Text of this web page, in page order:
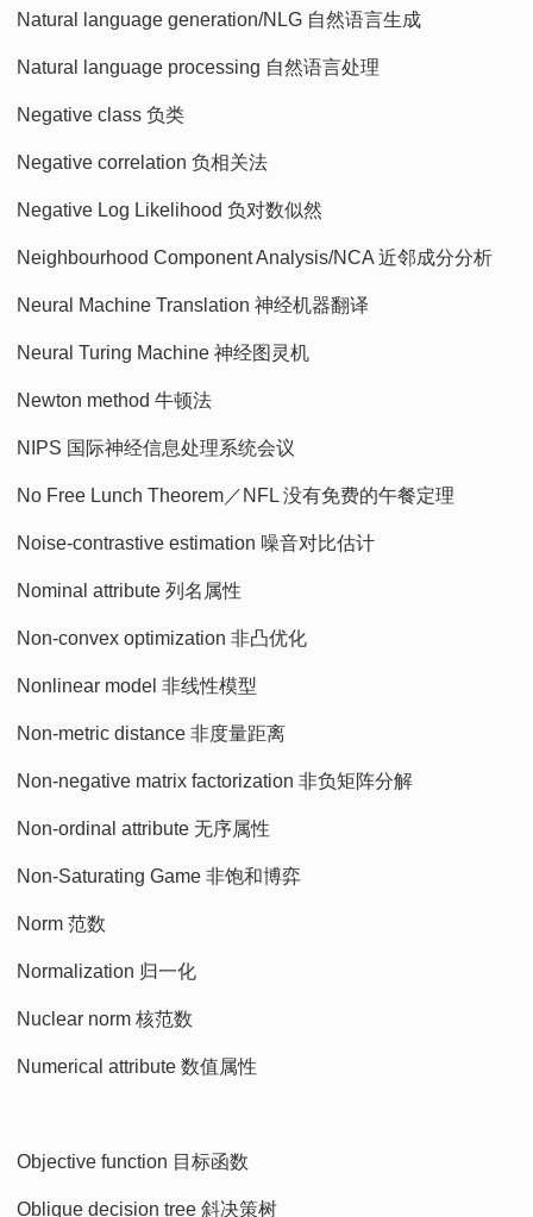
Natural language generation/NLG 自然语言生成
Natural language processing 自然语言处理
Negative class 负类
Negative correlation 负相关法
Negative Log Likelihood 负对数似然
Neighbourhood Component Analysis/NCA 近邻成分分析
Neural Machine Translation 神经机器翻译
Neural Turing Machine 神经图灵机
Newton method 牛顿法
NIPS 国际神经信息处理系统会议
No Free Lunch Theorem／NFL 没有免费的午餐定理
Noise-contrastive estimation 噪音对比估计
Nominal attribute 列名属性
Non-convex optimization 非凸优化
Nonlinear model 非线性模型
Non-metric distance 非度量距离
Non-negative matrix factorization 非负矩阵分解
Non-ordinal attribute 无序属性
Non-Saturating Game 非饱和博弈
Norm 范数
Normalization 归一化
Nuclear norm 核范数
Numerical attribute 数值属性
Objective function 目标函数
Oblique decision tree 斜决策树